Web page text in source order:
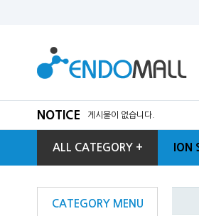
NOTICE 게시물이 없습니다.
ALL CATEGORY + ION
CATEGORY MENU